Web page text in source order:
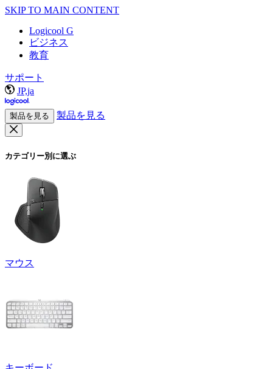
SKIP TO MAIN CONTENT
Logicool G
ビジネス
教育
サポート
JP,ja
製品を見る 製品を見る
カテゴリー別に選ぶ
マウス